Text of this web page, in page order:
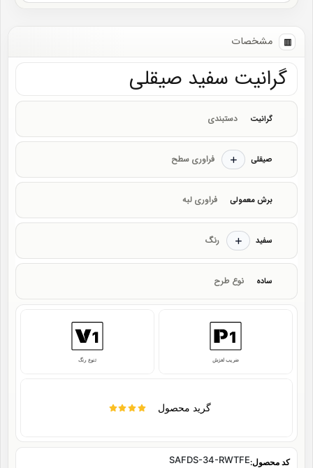
مشخصات
گرانیت سفید صیقلی
دستبندی گرانیت
فراوری سطح صیقلی
فراوری لبه برش معمولی
رنگ سفید
نوع طرح ساده
ضریب لغزش تنوع رنگ
گرید محصول
کد محصول:SAFDS-34-RWTFE